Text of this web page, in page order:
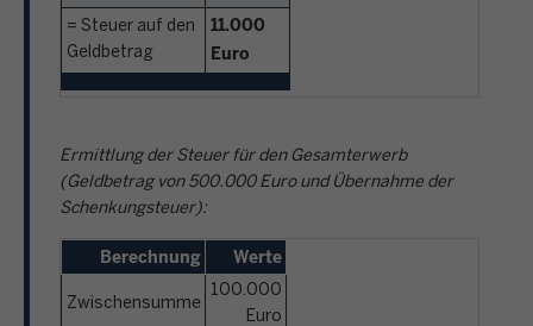
= Steuer auf den
Geldbetrag
11.000
Euro
Ermittlung der Steuer für den Gesamterwerb
(Geldbetrag von 500.000 Euro und Übernahme der
Schenkungsteuer):
Berechnung Werte
Zwischensumme
100.000
Euro